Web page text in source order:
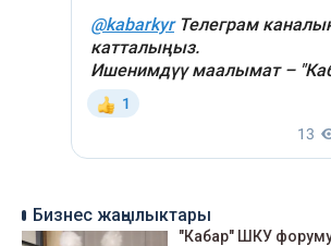
Бизнес жаңылыктары
"Кабар" ШКУ